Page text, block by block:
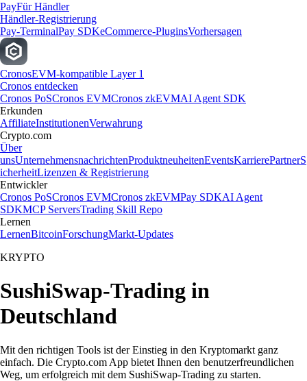
PayFür Händler
Händler-Registrierung
Pay-TerminalPay SDKeCommerce-PluginsVorhersagen
CronosEVM-kompatible Layer 1
Cronos entdecken
Cronos PoSCronos EVMCronos zkEVMAI Agent SDK
Erkunden
AffiliateInstitutionenVerwahrung
Crypto.com
Über
unsUnternehmensnachrichtenProduktneuheitenEventsKarrierePartnerS
icherheitLizenzen & Registrierung
Entwickler
Cronos PoSCronos EVMCronos zkEVMPay SDKAI Agent
SDKMCP ServersTrading Skill Repo
Lernen
LernenBitcoinForschungMarkt-Updates
KRYPTO
SushiSwap-Trading in
Deutschland
Mit den richtigen Tools ist der Einstieg in den Kryptomarkt ganz
einfach. Die Crypto.com App bietet Ihnen den benutzerfreundlichen
Weg, um erfolgreich mit dem SushiSwap-Trading zu starten.